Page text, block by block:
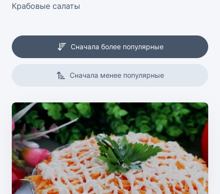
Крабовые салаты
Сначала более популярные
Сначала менее популярные